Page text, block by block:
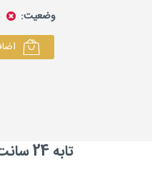
وضعیت:
تابه 24 سانت Steak Profi